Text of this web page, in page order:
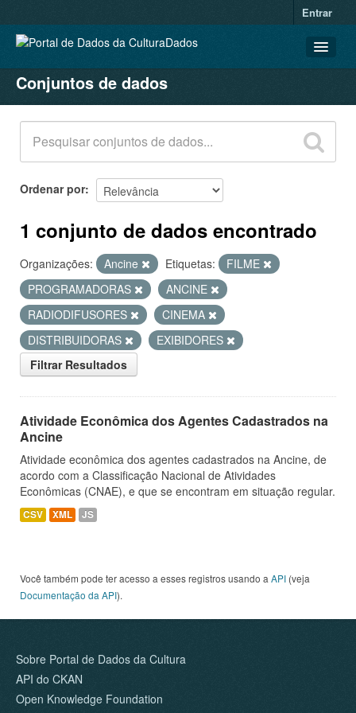
Entrar
CONJUNTOS DE DADOS
ORGANIZAÇÕES
GRUPOS
SOBRE
Conjuntos de dados
Ordenar por
1 conjunto de dados encontrado
Organizações: Ancine Etiquetas:
FILME
PROGRAMADORAS
ANCINE
RADIODIFUSORES
CINEMA
DISTRIBUIDORAS
EXIBIDORES
Filtrar Resultados
Atividade Econômica dos Agentes Cadastrados na
Ancine
Atividade econômica dos agentes cadastrados na Ancine, de
acordo com a Classificação Nacional de Atividades
Econômicas (CNAE), e que se encontram em situação regular.
CSV XML JS
Você também pode ter acesso a esses registros usando a API (veja
Documentação da API).
Sobre Portal de Dados da Cultura
API do CKAN
Open Knowledge Foundation